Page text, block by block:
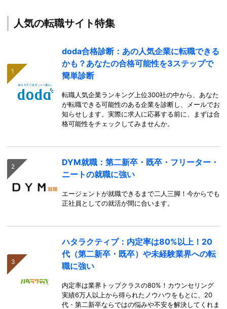
人気の転職サイト特集
doda合格診断：あの人気企業に転職できる
かも？あなたの合格可能性を3ステップで
簡単診断
転職人気企業ランキング上位300社の中から、あなた
が転職できる可能性のある企業を診断し、メールでお
知らせします。実際に求人に応募する前に、まずは合
格可能性をチェックしてみませんか。
DYM就職：第二新卒・既卒・フリーター・
ニートの就職に強い
エージェントが就職できるまで二人三脚！今からでも
正社員としての就活が間に合います。
ハタラクティブ：内定率は80%以上！20
代（第二新卒・既卒）や未経験業界への転
職に強い
内定率は業界トップクラスの80%！カウンセリング
実績6万人以上から得られたノウハウをもとに、20
代・第二新卒ならではの悩みや不安を解決してくれま